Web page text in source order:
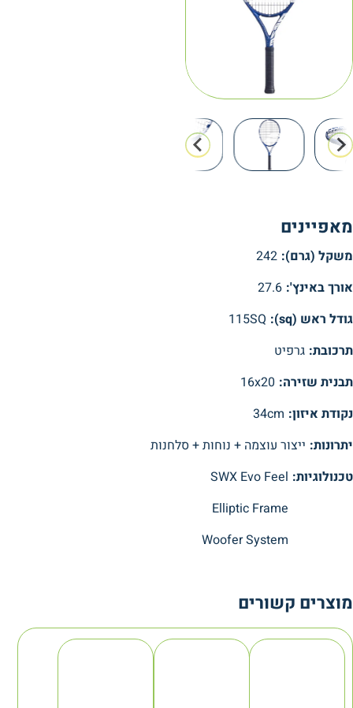
מאפיינים
משקל (גרם): 242
אורך באינץ': 27.6
גודל ראש (sq):
115SQ
תרכובת: גרפיט
תבנית שזירה: 16x20
נקודת איזון: 34cm
יתרונות: ייצור עוצמה + נוחות + סלחנות
טכנולוגיות: SWX Evo Feel
Elliptic Frame
Woofer System
מוצרים קשורים